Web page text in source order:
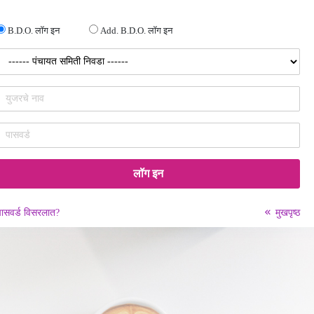
B.D.O. लॉग इन Add. B.D.O. लॉग इन
विसरलात? मुखपृष्ठ